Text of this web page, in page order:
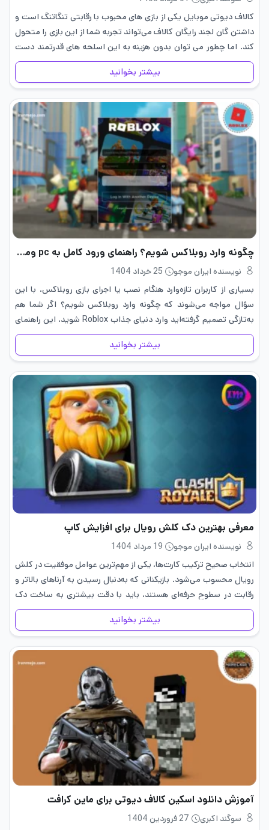
کالاف دیوتی موبایل یکی از بازی های محبوب با رقابتی تنگاتنگ است و
داشتن گان لجند رایگان کالاف می‌تواند تجربه‌ شما از این بازی را متحول
کند. اما چطور می توان بدون هزینه به این اسلحه های قدرتمند دست
یافت؟…
بیشتر بخوانید
چگونه وارد روبلاکس شویم؟ راهنمای ورود کامل به pc وموبایل
نویسنده ایران موجو
25 خرداد 1404
بسیاری از کاربران تازه‌وارد هنگام نصب یا اجرای بازی روبلاکس، با این
سؤال مواجه می‌شوند که چگونه وارد روبلاکس شویم؟ اگر شما هم
به‌تازگی تصمیم گرفته‌اید وارد دنیای جذاب Roblox شوید، این راهنمای
کامل برای شماست. در این مقاله، به‌صورت…
بیشتر بخوانید
معرفی بهترین دک کلش رویال برای افزایش کاپ
نویسنده ایران موجو
19 مرداد 1404
انتخاب صحیح ترکیب کارت‌ها، یکی از مهم‌ترین عوامل موفقیت در کلش
رویال محسوب می‌شود. بازیکنانی که به‌دنبال رسیدن به آرناهای بالاتر و
رقابت در سطوح حرفه‌ای هستند، باید با دقت بیشتری به ساخت دک
خود بپردازند. در همین راستا، شناخت…
بیشتر بخوانید
آموزش دانلود اسکین کالاف دیوتی برای ماین کرافت
سوگند اکبری
27 فروردین 1404